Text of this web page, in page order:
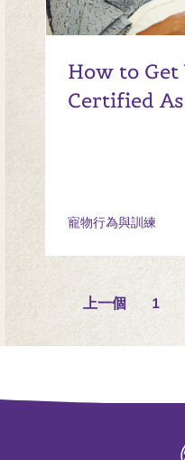
How to Get
Certified
寵物行為與訓練
上一個 1